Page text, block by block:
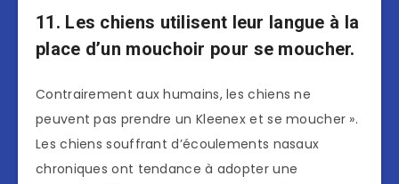
11. Les chiens utilisent leur langue à la
place d’un mouchoir pour se moucher.
Contrairement aux humains, les chiens ne
peuvent pas prendre un Kleenex et se moucher ».
Les chiens souffrant d’écoulements nasaux
chroniques ont tendance à adopter une